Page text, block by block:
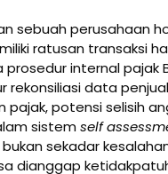
sebuah perusahaan
ratusan transaksi
prosedur internal pajak
rekonsiliasi data
pajak, potensi selisih
sistemself
sekadar
dianggap